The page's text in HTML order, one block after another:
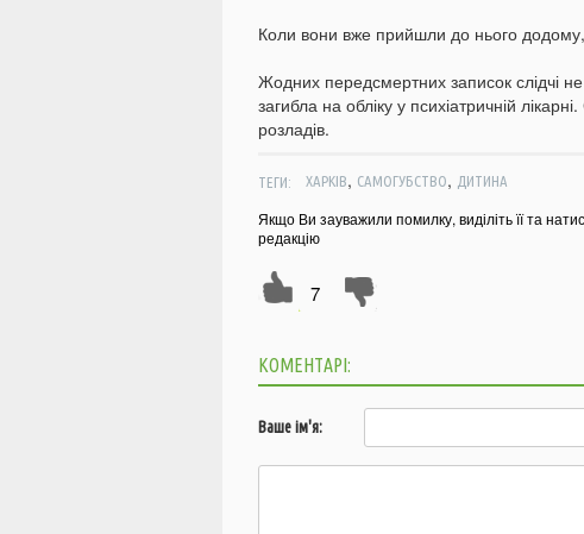
Коли вони вже прийшли до нього
Жодних передсмертних записок слідчі
загибла на обліку у психіатричній
розладів.
ТЕГИ: ХАРКІВ, САМОГУБСТВО, ДИТИНА
Якщо Ви зауважили помилку, виділіть її та
редакцію
7
КОМЕНТАРІ:
Ваше ім'я: